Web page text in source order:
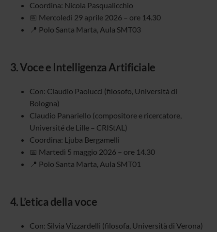
Coordina: Nicola Pasqualicchio
📅 Mercoledì 29 aprile 2026 – ore 14.30
📍 Polo Santa Marta, Aula SMT03
3.Voce e Intelligenza Artificiale
Con: Claudio Paolucci (filosofo, Università di
Bologna)
Claudio Panariello (compositore e ricercatore,
Université de Lille – CRIStAL)
Coordina: Ljuba Bergamelli
📅 Martedì 5 maggio 2026 – ore 14.30
📍 Polo Santa Marta, Aula SMT01
4. L’etica della voce
Con: Silvia Vizzardelli (filosofa, Università di Verona)